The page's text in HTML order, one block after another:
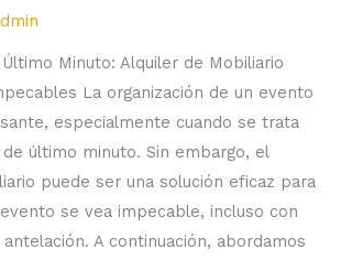
Minuto: Alquiler de Mobiliario
La organización de un evento
especialmente cuando se trata
último minuto. Sin embargo, el
puede ser una solución eficaz para
se vea impecable, incluso con
A continuación, abordamos